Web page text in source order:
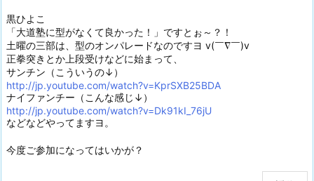
黒ひよこ
「大道塾に型がなくて良かった！」ですとぉ～？！
土曜の三部は、型のオンパレードなのですヨ v(￣∇￣)v
正拳突きとか上段受けなどに始まって、
サンチン（こういうの↓）
http://jp.youtube.com/watch?v=KprSXB25BDA
ナイファンチー（こんな感じ↓）
http://jp.youtube.com/watch?v=Dk91kI_76jU
などなどやってますヨ。
今度ご参加になってはいかが？